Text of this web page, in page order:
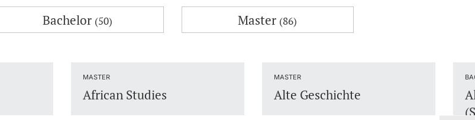
Bachelor (50) Master (86)
MASTER
African Studies
MASTER
Alte Geschichte